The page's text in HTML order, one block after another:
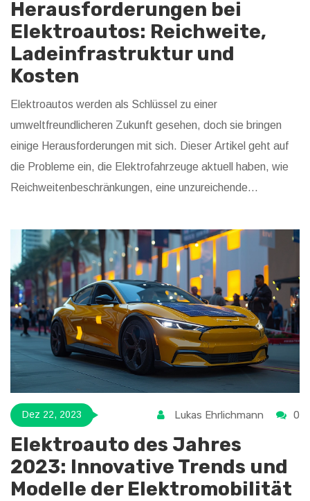
Herausforderungen bei
Elektroautos: Reichweite,
Ladeinfrastruktur und
Kosten
Elektroautos werden als Schlüssel zu einer
umweltfreundlicheren Zukunft gesehen, doch sie bringen
einige Herausforderungen mit sich. Dieser Artikel geht auf
die Probleme ein, die Elektrofahrzeuge aktuell haben, wie
Reichweitenbeschränkungen, eine unzureichende
Umweltfragen. Es werden wertvolle Einsichten und Tipps
gegeben, wie diese Herausforderungen angegangen
werden können.
Dez 22, 2023 Lukas Ehrlichmann 0
Elektroauto des Jahres
2023: Innovative Trends und
Modelle der Elektromobilität